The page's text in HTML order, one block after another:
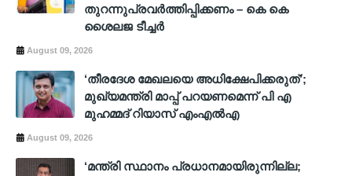
തുറന്നുപ്രവർത്തിപ്പിക്കണം – കെ കെ
ശൈലജ ടീച്ചർ
August 09, 2026
‘തീരദേശ മേഖലയെ അധിക്ഷേപിക്കരുത്’;
മുഖ്യമന്ത്രി മാപ്പ് പറയണമെന്ന് പി എ
മുഹമ്മദ് റിയാസ് എംഎൽഎ
August 09, 2026
‘മന്ത്രി സ്ഥാനം പ്രധാനമായിരുന്നില്ല;